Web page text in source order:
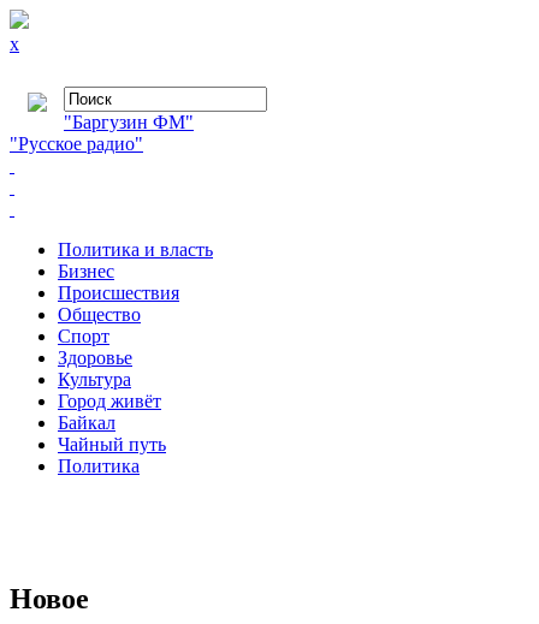
x
"Баргузин ФМ"
"Русское радио"
Политика и власть
Бизнес
Происшествия
Общество
Cпорт
Здоровье
Культура
Город живёт
Байкал
Чайный путь
Политика
Новое